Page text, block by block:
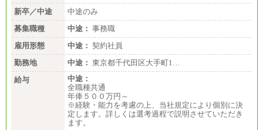
新卒／中途
中途のみ
募集職種
中途： 事務職
雇用形態
中途： 契約社員
勤務地
中途： 東京都千代田区大手町1…
給与
中途：
全職種共通
年俸５００万円～
※経験・能力を考慮の上、当社規定により個別に決
定します。詳しくは選考過程で説明させていただき
ます。